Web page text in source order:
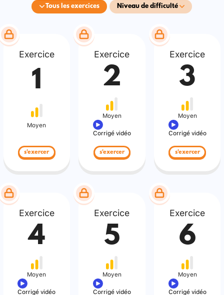
Tous les exercices Niveau de difficulté
Exercice
1
Moyen
s'exercer
Exercice
2
Moyen
Corrigé vidéo
s'exercer
Exercice
3
Moyen
Corrigé vidéo
s'exercer
Exercice
4
Moyen
Corrigé vidéo
Exercice
5
Moyen
Corrigé vidéo
Exercice
6
Moyen
Corrigé vidéo